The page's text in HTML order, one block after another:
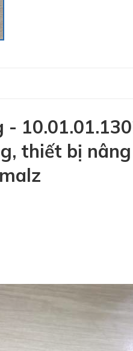
-
thiết bị